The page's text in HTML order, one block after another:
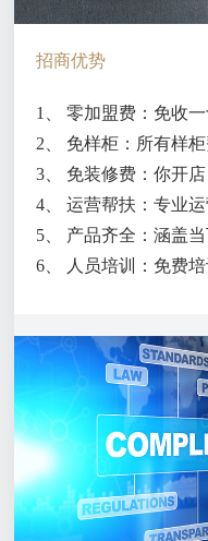
招商优势
1、 零加盟费：免收
2、 免样柜：所有样
3、 免装修费：你开
4、 运营帮扶：专业
5、 产品齐全：涵盖
6、 人员培训：免费